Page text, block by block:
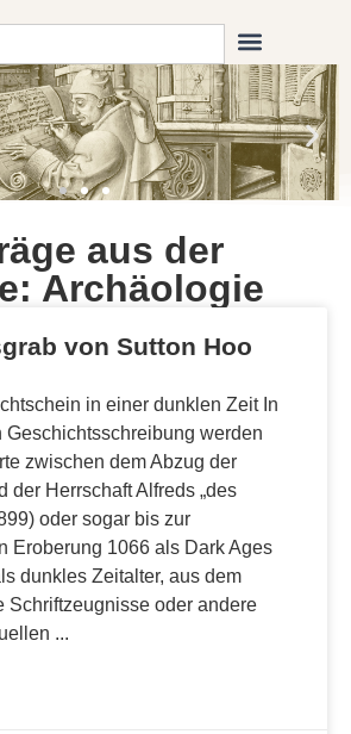
aus der
Archäologie
von Sutton Hoo
in einer dunklen Zeit In
Geschichtsschreibung werden
zwischen dem Abzug der
der Herrschaft Alfreds „des
oder sogar bis zur
Eroberung 1066 als Dark Ages
dunkles Zeitalter, aus dem
Schriftzeugnisse oder andere